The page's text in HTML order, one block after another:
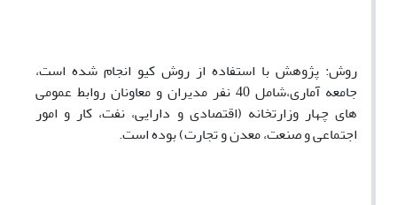
روش: پژوهش با استفاده از روش کیو انجام شده است،
جامعه آماری،شامل 40 نفر مدیران و معاونان روابط عمومی
های چهار وزارتخانه (اقتصادی و دارایی، نفت، کار و امور
اجتماعی و صنعت، معدن و تجارت) بوده است.